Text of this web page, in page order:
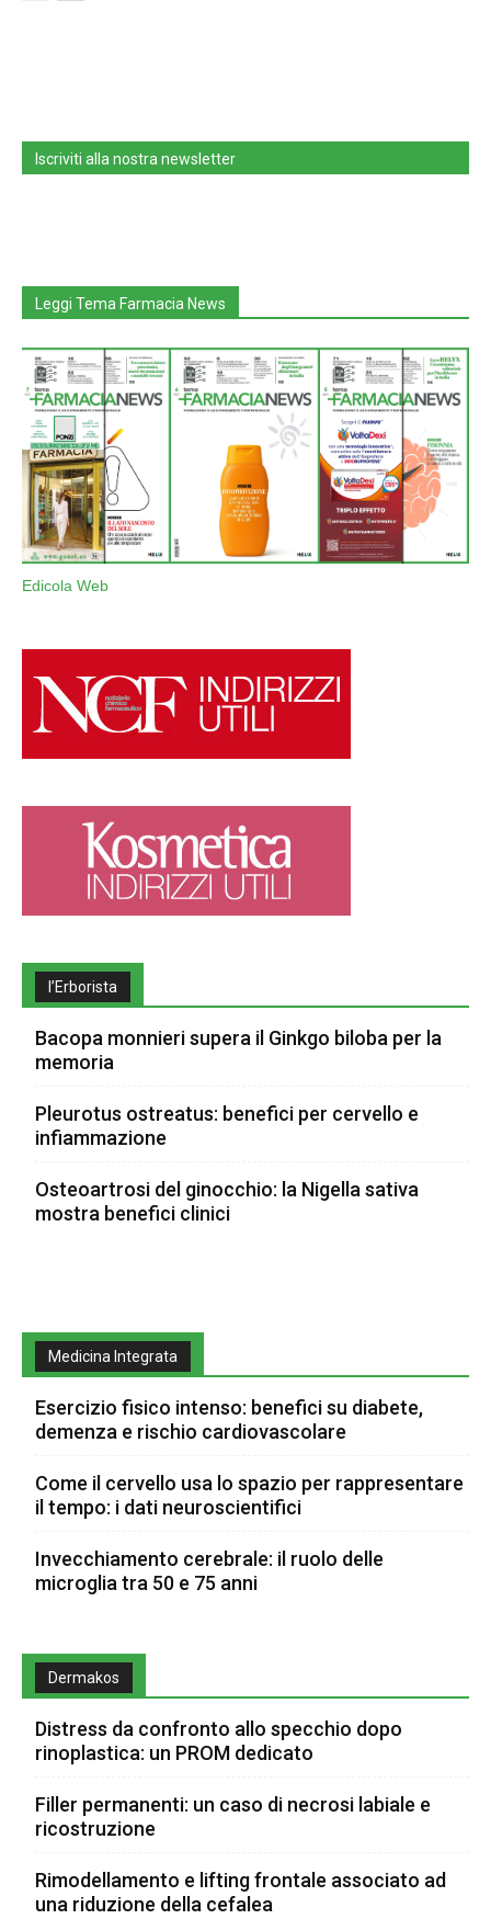
Iscriviti alla nostra newsletter
Leggi Tema Farmacia News
Edicola Web
l’Erborista
Bacopa monnieri supera il Ginkgo biloba per la
memoria
Pleurotus ostreatus: benefici per cervello e
infiammazione
Osteoartrosi del ginocchio: la Nigella sativa
mostra benefici clinici
Medicina Integrata
Esercizio fisico intenso: benefici su diabete,
demenza e rischio cardiovascolare
Come il cervello usa lo spazio per rappresentare
il tempo: i dati neuroscientifici
Invecchiamento cerebrale: il ruolo delle
microglia tra 50 e 75 anni
Dermakos
Distress da confronto allo specchio dopo
rinoplastica: un PROM dedicato
Filler permanenti: un caso di necrosi labiale e
ricostruzione
Rimodellamento e lifting frontale associato ad
una riduzione della cefalea